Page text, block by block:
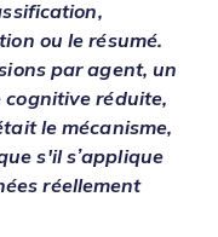
ou le résumé.
par agent, un
réduite,
le mécanisme,
s'il s’applique
réellement